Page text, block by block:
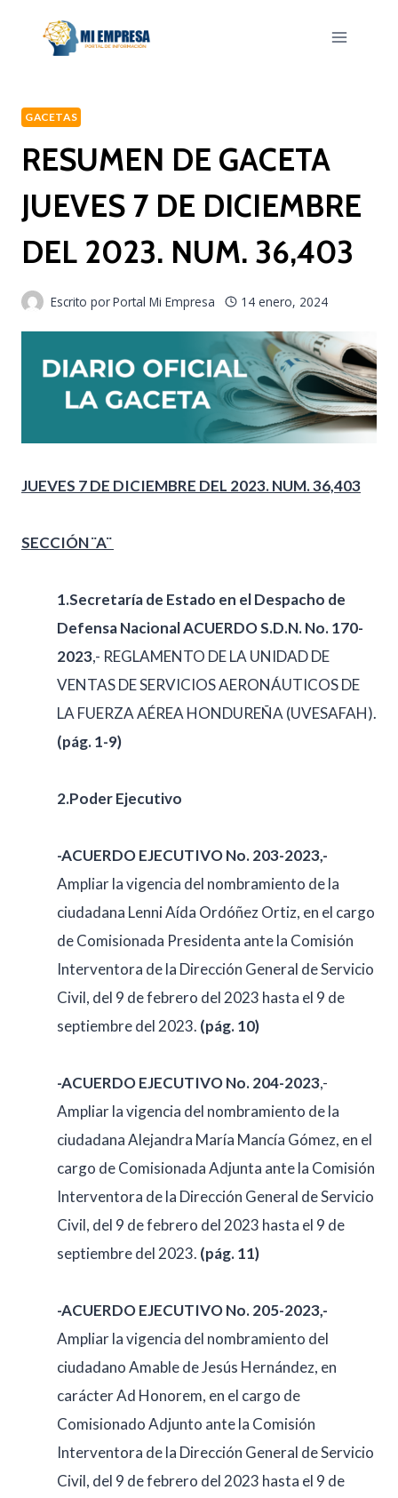
GACETAS
RESUMEN DE GACETA
JUEVES 7 DE DICIEMBRE
DEL 2023. NUM. 36,403
Escrito porPortal Mi Empresa 14 enero, 2024
JUEVES 7 DE DICIEMBRE DEL 2023. NUM. 36,403
SECCIÓN ¨A¨
1.Secretaría de Estado en el Despacho de
Defensa Nacional ACUERDO S.D.N. No. 170-
2023,- REGLAMENTO DE LA UNIDAD DE
VENTAS DE SERVICIOS AERONÁUTICOS DE
LA FUERZA AÉREA HONDUREÑA (UVESAFAH).
(pág. 1-9)
2.Poder Ejecutivo
-ACUERDO EJECUTIVO No. 203-2023,-
Ampliar la vigencia del nombramiento de la
ciudadana Lenni Aída Ordóñez Ortiz, en el cargo
de Comisionada Presidenta ante la Comisión
Interventora de la Dirección General de Servicio
Civil, del 9 de febrero del 2023 hasta el 9 de
septiembre del 2023. (pág. 10)
-ACUERDO EJECUTIVO No. 204-2023,-
Ampliar la vigencia del nombramiento de la
ciudadana Alejandra María Mancía Gómez, en el
cargo de Comisionada Adjunta ante la Comisión
Interventora de la Dirección General de Servicio
Civil, del 9 de febrero del 2023 hasta el 9 de
septiembre del 2023. (pág. 11)
-ACUERDO EJECUTIVO No. 205-2023,-
Ampliar la vigencia del nombramiento del
ciudadano Amable de Jesús Hernández, en
carácter Ad Honorem, en el cargo de
Comisionado Adjunto ante la Comisión
Interventora de la Dirección General de Servicio
Civil, del 9 de febrero del 2023 hasta el 9 de